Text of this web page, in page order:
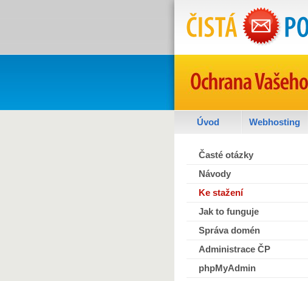
Úvod Webhosting
Časté otázky
Návody
Ke stažení
Jak to funguje
Správa domén
Administrace ČP
phpMyAdmin